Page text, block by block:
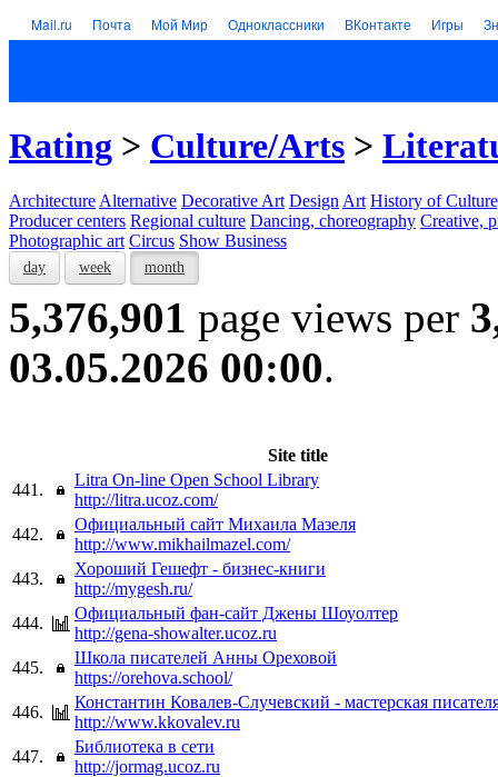
Mail.ru Почта Мой Мир Одноклассники ВКонтакте Игры
Rating > Culture/Arts >
Architecture Alternative Decorative Art Design Art History of
Producer centers Regional culture Dancing, choreography Creative,
Photographic art Circus Show Business
day week month
5,376,901 page views per
03.05.2026 00:00.
Site title
441.
Litra On-line Open School Library
http://litra.ucoz.com/
442.
Официальный сайт Михаила Мазеля
http://www.mikhailmazel.com/
443.
Хороший Гешефт - бизнес-книги
http://mygesh.ru/
444.
Официальный фан-сайт Джены Шоуолтер
http://gena-showalter.ucoz.ru
445.
Школа писателей Анны Ореховой
https://orehova.school/
446.
Константин Ковалев-Случевский - мастерская
http://www.kkovalev.ru
447.
Библиотека в сети
http://jormag.ucoz.ru